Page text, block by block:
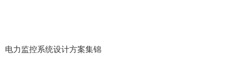
电力监控系统设计方案集锦